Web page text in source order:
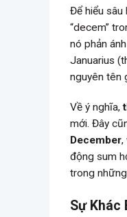
Để hiểu sâu
“decem”
nó phản
Januarius
nguyên tên
Về ý nghĩa,
mới. Đây
December,
động sum
trong
Sự Khác